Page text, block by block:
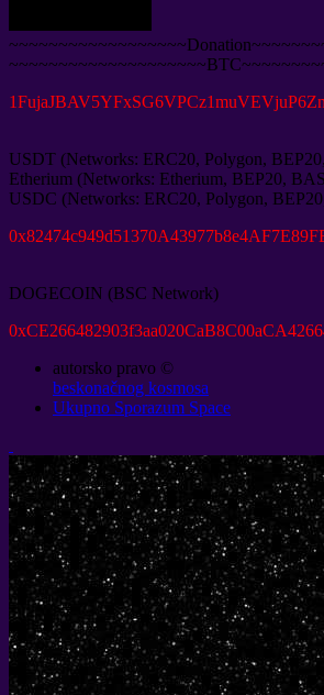
1
USDT (Networks: ERC20, Polygon, BEP20,
Etherium (Networks: Etherium, BEP20,
USDC (Networks: ERC20, Polygon, BEP20
0
DOGECOIN (BSC Network)
0
autorsko pravo ©
beskonačnog kosmosa
Ukupno Sporazum Space